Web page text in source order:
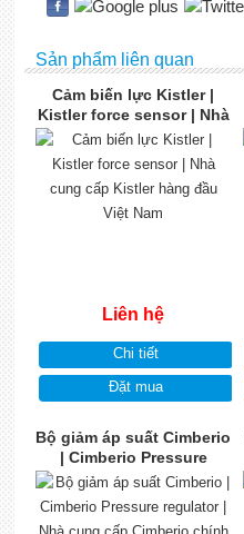
Sản phẩm liên quan
Cảm biến lực Kistler |
Kistler force sensor | Nhà
cung cấp Kistler hàng
đầu Việt Nam
Liên hệ
Chi tiết
Đặt mua
Bộ giảm áp suất Cimberio
| Cimberio Pressure
regulator | Nhà cung cấp
Cimberio chính hãng